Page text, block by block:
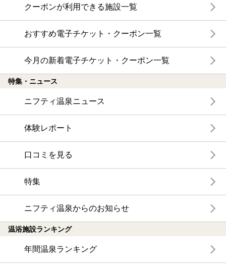
クーポンが利用できる施設一覧
おすすめ電子チケット・クーポン一覧
今月の新着電子チケット・クーポン一覧
特集・ニュース
ニフティ温泉ニュース
体験レポート
口コミを見る
特集
ニフティ温泉からのお知らせ
温浴施設ランキング
年間温泉ランキング